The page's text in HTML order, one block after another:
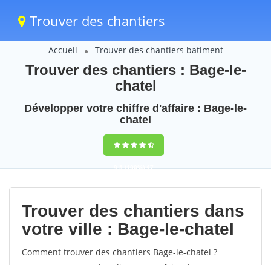
Trouver des chantiers
Accueil Trouver des chantiers batiment
Trouver des chantiers : Bage-le-
chatel
Développer votre chiffre d'affaire : Bage-le-
chatel
9,5(100%)47
votes
Trouver des chantiers dans
votre ville : Bage-le-chatel
Comment trouver des chantiers Bage-le-chatel ?